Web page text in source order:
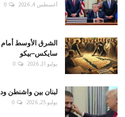
أغسطس 4, 2026 0
الشرق الأوسط
سايكس–بيكو
يوليو 31, 2026 0
لبنان بين واشنطن
يوليو 25, 2026 0